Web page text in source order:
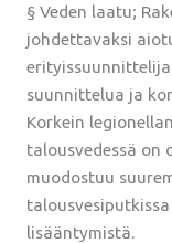
§ Veden laatu;
johdettavaksi
suunnittelua ja
Korkein
talousvedessä on
muodostuu
lisääntymistä.